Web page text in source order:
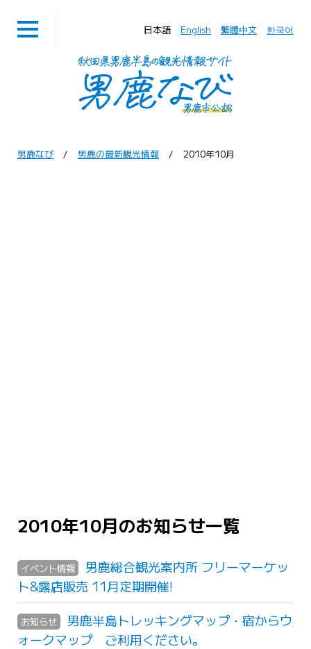
日本語 English 繁體中文 한국어
男鹿なび 男鹿の最新観光情報 2010年10月
2010年10月のお知らせ一覧
イベント情報
男鹿総合観光案内所 フリーマーケッ
ト&露店販売 11月定期開催!
お知らせ
男鹿半島トレッキングマップ・宿からウ
ォークマップ ご利用ください。